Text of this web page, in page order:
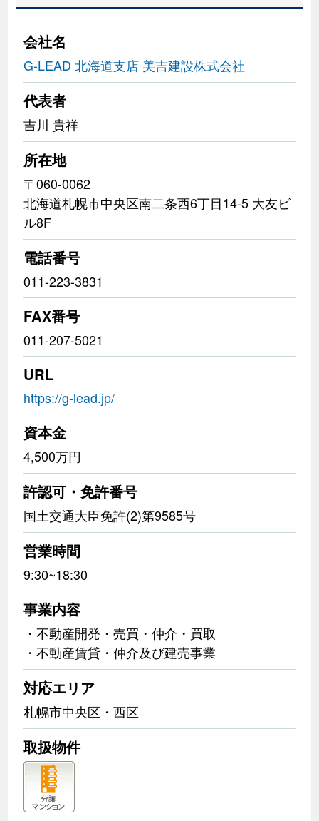
会社名
G-LEAD 北海道支店 美吉建設株式会社
代表者
吉川 貴祥
所在地
〒060-0062
北海道札幌市中央区南二条西6丁目14-5 大友ビ
ル8F
電話番号
011-223-3831
FAX番号
011-207-5021
URL
https://g-lead.jp/
資本金
4,500万円
許認可・免許番号
国土交通大臣免許(2)第9585号
営業時間
9:30~18:30
事業内容
・不動産開発・売買・仲介・買取
・不動産賃貸・仲介及び建売事業
対応エリア
札幌市中央区・西区
取扱物件